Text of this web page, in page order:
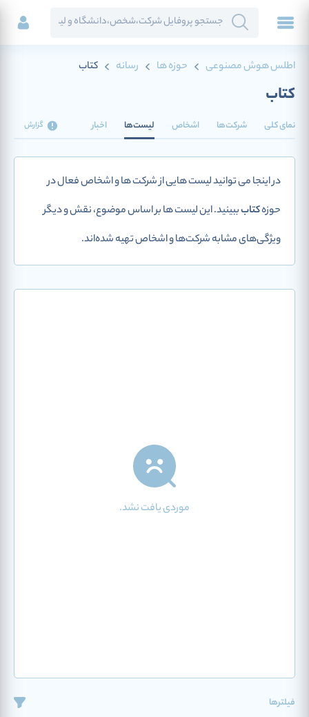
اطلس هوش مصنوعی حوزه ها رسانه کتاب
کتاب
نمای کلی شرکت‌ها اشخاص لیست‌ها اخبار گزارش
در اینجا می توانید لیست هایی از شرکت ها و اشخاص فعال در
حوزهکتابببینید. این لیست ها بر اساس موضوع، نقش و دیگر
ویژگی‌های مشابه شرکت‌ها و اشخاص تهیه شده‌اند.
موردی یافت نشد.
فیلترها